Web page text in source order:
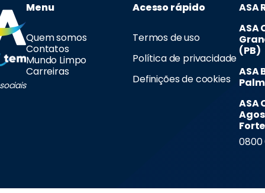
Menu
Quem somos
Contatos
Mundo Limpo
Carreiras
Acesso rápido
Termos de uso
Política de privacidade
Definições de cookies
ASA
ASA
(PB)
ASA
ASA
0800